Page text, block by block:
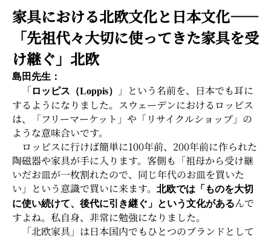
家具における北欧文化と日本文化――
「先祖代々大切に使ってきた家具を受
け継ぐ」北欧
島田先生：
「ロッピス（Loppis）
」という名前を、日本でも耳に
するようになりました。スウェーデンにおけるロッピス
は、「フリーマーケット」や「リサイクルショップ」の
ような意味合いです。
ロッピスに行けば簡単に100年前、200年前に作られた
陶磁器や家具が手に入ります。客側も「祖母から受け継
いだお皿が一枚割れたので、同じ年代のお皿を買いた
い」という意識で買いに来ます。
北欧では「ものを大切
に使い続けて、後代に引き継ぐ」という文化があるんで
すよね。私自身、非常に勉強になりました。
「北欧家具」は日本国内でもひとつのブランドとして